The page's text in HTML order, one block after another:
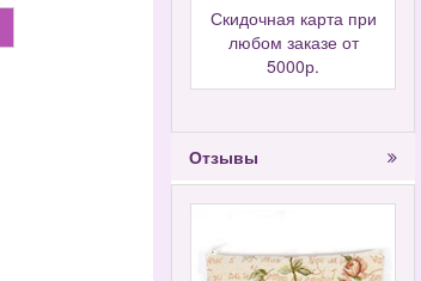
Скидочная карта при
любом заказе от
5000р.
Отзывы